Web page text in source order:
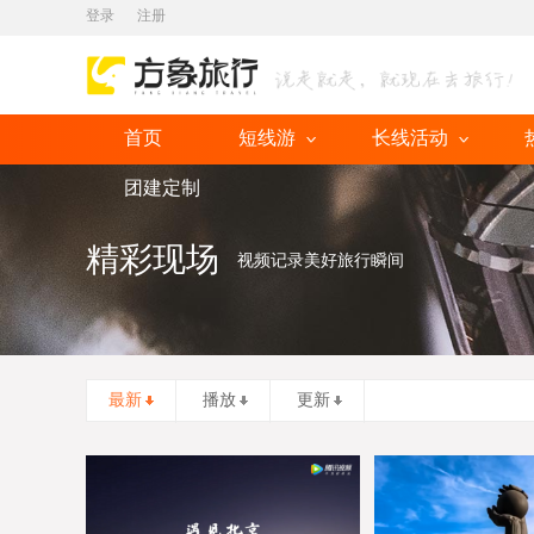
登录 注册
首页 短线游 长线活动
团建定制
精彩现场 视频记录美好旅行瞬间
最新 播放 更新